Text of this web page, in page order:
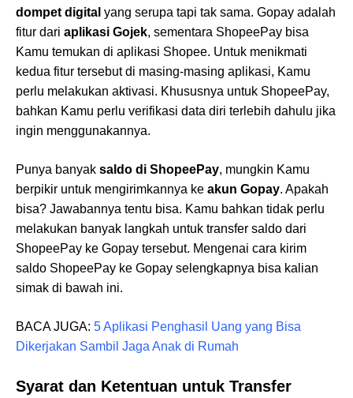
dompet digital yang serupa tapi tak sama. Gopay adalah
fitur dari aplikasi Gojek, sementara ShopeePay bisa
Kamu temukan di aplikasi Shopee. Untuk menikmati
kedua fitur tersebut di masing-masing aplikasi, Kamu
perlu melakukan aktivasi. Khususnya untuk ShopeePay,
bahkan Kamu perlu verifikasi data diri terlebih dahulu jika
ingin menggunakannya.
Punya banyak saldo di ShopeePay, mungkin Kamu
berpikir untuk mengirimkannya ke akun Gopay. Apakah
bisa? Jawabannya tentu bisa. Kamu bahkan tidak perlu
melakukan banyak langkah untuk transfer saldo dari
ShopeePay ke Gopay tersebut. Mengenai cara kirim
saldo ShopeePay ke Gopay selengkapnya bisa kalian
simak di bawah ini.
BACA JUGA: 5 Aplikasi Penghasil Uang yang Bisa
Dikerjakan Sambil Jaga Anak di Rumah
Syarat dan Ketentuan untuk Transfer